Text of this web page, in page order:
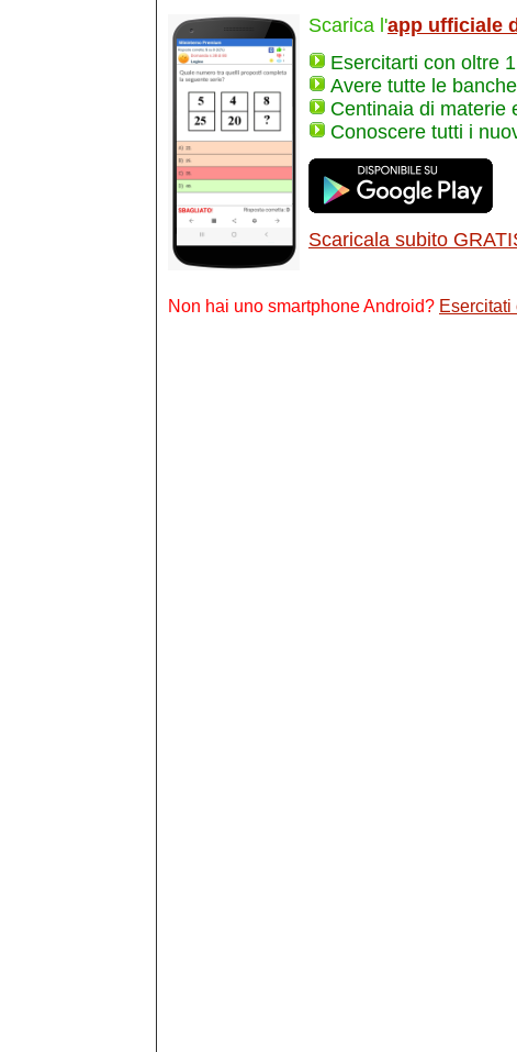
Scarica l'app ufficiale
Esercitarti con oltre
Avere tutte le
Centinaia di materie
Conoscere tutti i
Scaricala subito
Non hai uno smartphone Android? Esercitati